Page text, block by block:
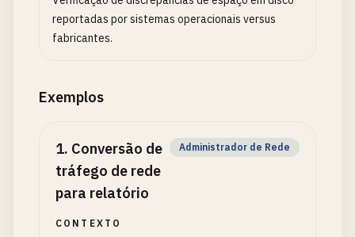
reportadas por sistemas operacionais versus
fabricantes.
Exemplos
1. Conversão de
tráfego de rede
para relatório
Administrador de Rede
CONTEXTO